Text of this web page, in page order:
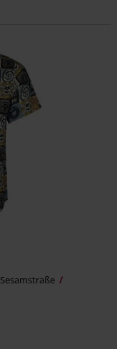
Sesamstraße